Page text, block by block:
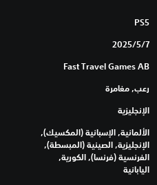
PS5
Fast Travel Games AB
رعب, مغامرة
الإنجليزية
الألمانية, الإسبانية (المكسيك),
الإنجليزية, الصينية (المبسطة),
الفرنسية (فرنسا), الكورية,
اليابانية